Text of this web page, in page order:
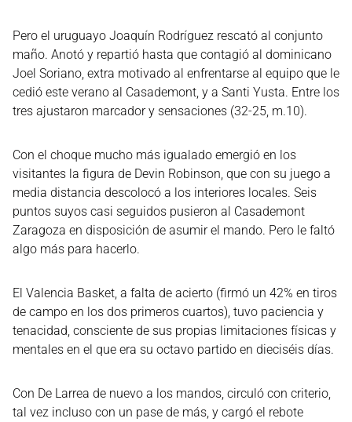
Pero el uruguayo Joaquín Rodríguez rescató al conjunto
maño. Anotó y repartió hasta que contagió al dominicano
Joel Soriano, extra motivado al enfrentarse al equipo que le
cedió este verano al Casademont, y a Santi Yusta. Entre los
tres ajustaron marcador y sensaciones (32-25, m.10).
Con el choque mucho más igualado emergió en los
visitantes la figura de Devin Robinson, que con su juego a
media distancia descolocó a los interiores locales. Seis
puntos suyos casi seguidos pusieron al Casademont
Zaragoza en disposición de asumir el mando. Pero le faltó
algo más para hacerlo.
El Valencia Basket, a falta de acierto (firmó un 42% en tiros
de campo en los dos primeros cuartos), tuvo paciencia y
tenacidad, consciente de sus propias limitaciones físicas y
mentales en el que era su octavo partido en dieciséis días.
Con De Larrea de nuevo a los mandos, circuló con criterio,
tal vez incluso con un pase de más, y cargó el rebote